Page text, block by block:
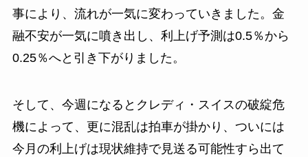
事により、流れが一気に変わっていきました。金
融不安が一気に噴き出し、利上げ予測は0.5％から
0.25％へと引き下がりました。
そして、今週になるとクレディ・スイスの破綻危
機によって、更に混乱は拍車が掛かり、ついには
今月の利上げは現状維持で見送る可能性すら出て